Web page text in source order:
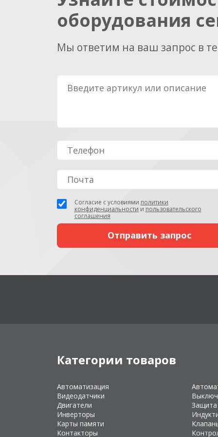
оборудования
Мы ответим на ваш запрос в
Согласие с условиями политики
конфиденциальности и пользовательского
соглашения
Категории товаров
Автоматизация
Видеодатчики
Двигатели
Инверторы
Карты памяти
Контакторы